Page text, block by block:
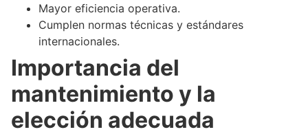
Mayor eficiencia operativa.
Cumplen normas técnicas y estándares
internacionales.
Importancia del
mantenimiento y la
elección adecuada